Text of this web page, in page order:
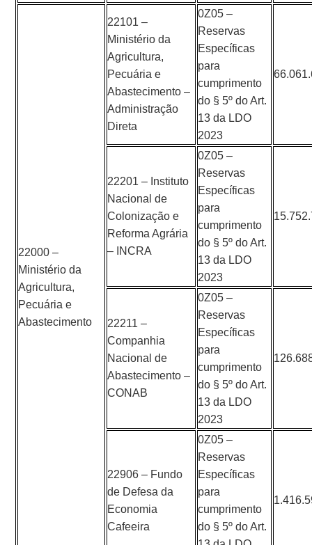
22000 –
Ministério da
Agricultura,
Pecuária e
Abastecimento
22101 –
Ministério da
Agricultura,
Pecuária e
Abastecimento –
Administração
Direta
0Z05 –
Reservas
Específicas
para
cumprimento
do § 5º do Art.
13 da LDO
2023
22201 – Instituto
Nacional de
Colonização e
Reforma Agrária
– INCRA
0Z05 –
Reservas
Específicas
para
cumprimento
do § 5º do Art.
13 da LDO
2023
22211 –
Companhia
Nacional de
Abastecimento –
CONAB
0Z05 –
Reservas
Específicas
para
cumprimento
do § 5º do Art.
13 da LDO
2023
22906 – Fundo
de Defesa da
Economia
Cafeeira
0Z05 –
Reservas
Específicas
para
cumprimento
do § 5º do Art.